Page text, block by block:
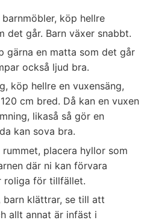
köp hellre
det går. Barn växer snabbt.
gärna en matta som det går
också ljud bra.
köp hellre en vuxensäng,
cm bred. Då kan en vuxen
likaså så gör en
kan sova bra.
placera hyllor som
där ni kan förvara
roliga för tillfället.
barn klättrar, se till att
allt annat är infäst i